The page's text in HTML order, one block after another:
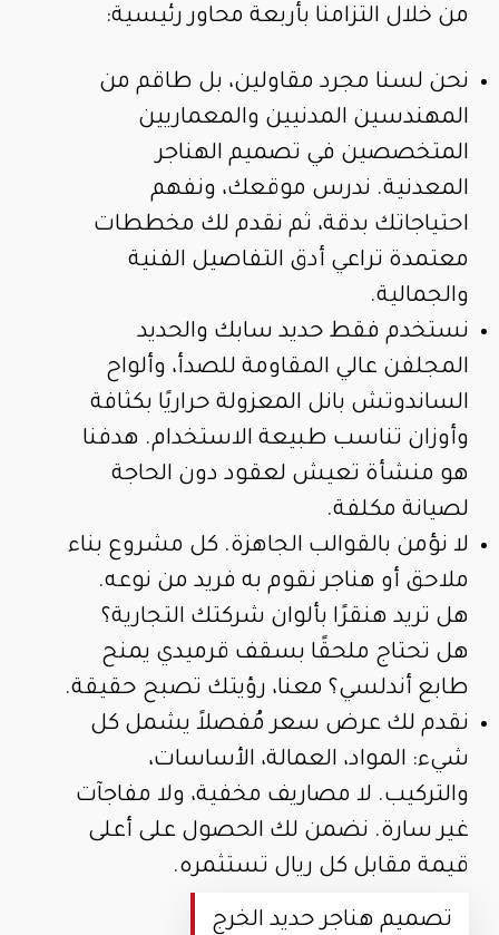
من خلال التزامنا بأربعة محاور رئيسية:
نحن لسنا مجرد مقاولين، بل طاقم من
المهندسين المدنيين والمعماريين
المتخصصين في تصميم الهناجر
المعدنية. ندرس موقعك، ونفهم
احتياجاتك بدقة، ثم نقدم لك مخططات
معتمدة تراعي أدق التفاصيل الفنية
والجمالية.
نستخدم فقط حديد سابك والحديد
المجلفن عالي المقاومة للصدأ، وألواح
الساندوتش بانل المعزولة حراريًا بكثافة
وأوزان تناسب طبيعة الاستخدام. هدفنا
هو منشأة تعيش لعقود دون الحاجة
لصيانة مكلفة.
لا نؤمن بالقوالب الجاهزة. كل مشروع بناء
ملاحق أو هناجر نقوم به فريد من نوعه.
هل تريد هنقرًا بألوان شركتك التجارية؟
هل تحتاج ملحقًا بسقف قرميدي يمنح
طابع أندلسي؟ معنا، رؤيتك تصبح حقيقة.
نقدم لك عرض سعر مُفصلاً يشمل كل
شيء: المواد، العمالة، الأساسات،
والتركيب. لا مصاريف مخفية، ولا مفاجآت
غير سارة. نضمن لك الحصول على أعلى
قيمة مقابل كل ريال تستثمره.
تصميم هناجر حديد الخرج